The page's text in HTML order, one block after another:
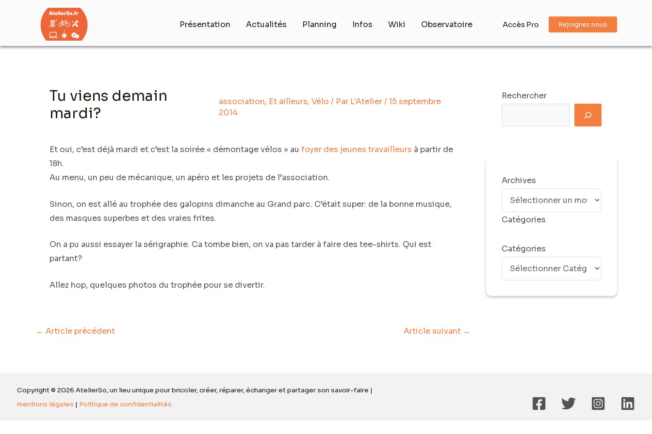
Présentation Actualités Planning Infos Wiki Observatoire Accès Pro Rejoignez nous
Tu viens demain
mardi?
association, Et ailleurs, Vélo / Par L'Atelier/ 15 septembre
2014
Et oui, c’est déjà mardi et c’est la soirée « démontage vélos » au foyer des jeunes travailleurs à partir de
18h.
Au menu, un peu de mécanique, un apéro et les projets de l’association.
Sinon, on est allé au trophée des galopins dimanche au Grand parc. C’était super: de la bonne musique,
des masques superbes et des vraies frites.
On a pu aussi essayer la sérigraphie. Ca tombe bien, on va pas tarder à faire des tee-shirts. Qui est
partant?
Allez hop, quelques photos du trophée pour se divertir.
← Article précédent Article suivant →
Rechercher
Archives
Catégories
Catégories
Copyright © 2026 AtelierSo, un lieu unique pour bricoler, créer, réparer, échanger et partager son savoir-faire |
mentions légales | Politique de confidentialités